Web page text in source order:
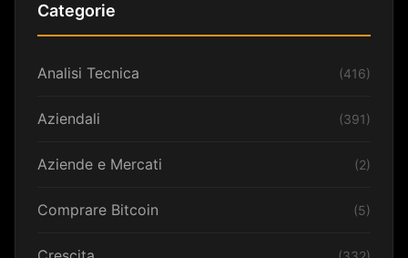
Categorie
Analisi Tecnica (416)
Aziendali (391)
Aziende e Mercati (2)
Comprare Bitcoin (5)